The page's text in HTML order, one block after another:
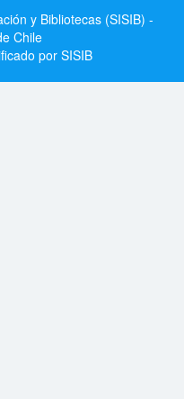
y Bibliotecas (SISIB) -
Chile
por SISIB